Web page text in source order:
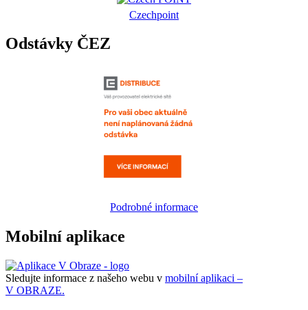
Czechpoint
Odstávky ČEZ
Podrobné informace
Mobilní aplikace
Sledujte informace z našeho webu v mobilní aplikaci –
V OBRAZE.